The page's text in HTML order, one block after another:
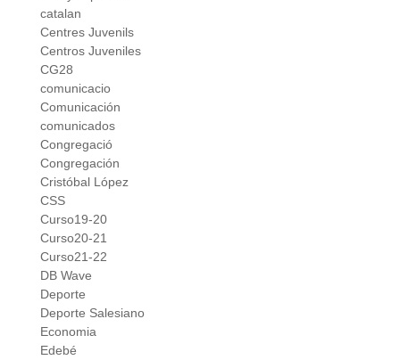
catalan
Centres Juvenils
Centros Juveniles
CG28
comunicacio
Comunicación
comunicados
Congregació
Congregación
Cristóbal López
CSS
Curso19-20
Curso20-21
Curso21-22
DB Wave
Deporte
Deporte Salesiano
Economia
Edebé